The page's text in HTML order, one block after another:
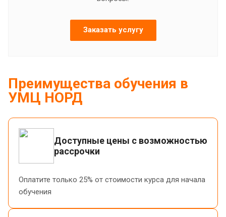
Заказать услугу
Преимущества обучения в
УМЦ НОРД
Доступные цены с возможностью
рассрочки
Оплатите только 25% от стоимости курса для начала
обучения